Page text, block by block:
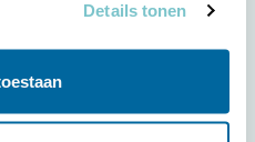
Details tonen
bossen Limburg